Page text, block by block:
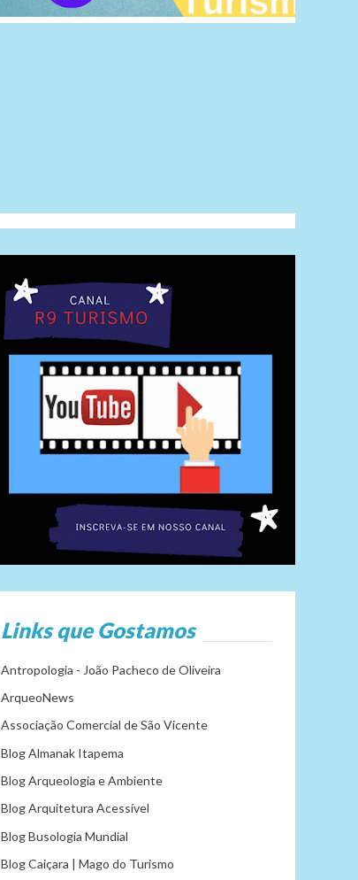
Links que Gostamos
Antropologia - João Pacheco de Oliveira
ArqueoNews
Associação Comercial de São Vicente
Blog Almanak Itapema
Blog Arqueologia e Ambiente
Blog Arquitetura Acessível
Blog Busologia Mundial
Blog Caiçara | Mago do Turismo